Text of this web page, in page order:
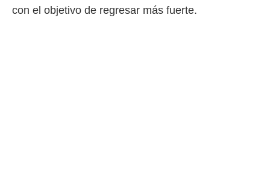
con el objetivo de regresar más fuerte.